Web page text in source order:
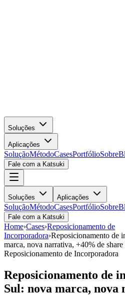
Soluções
Aplicações
SoluçãoMétodoCasesPortfólioSobre
Fale com a Katsuki
Soluções Aplicações
SoluçãoMétodoCasesPortfólioSobre
Fale com a Katsuki
Home›Cases›Reposicionamento de
Incorporadora›Reposicionamento de
marca, nova narrativa, +40% de
Reposicionamento de Incorporadora
Reposicionamento de
Sul: nova marca,